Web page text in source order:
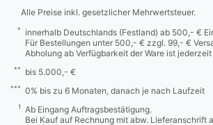
Alle Preise inkl. gesetzlicher Mehrwertsteuer.
*
innerhalb Deutschlands (Festland) ab 500,- €
Für Bestellungen unter 500,- € zzgl. 99,- €
Abholung ab Verfügbarkeit der Ware ist
** bis 5.000,- €
*** 0% bis zu 6 Monaten, danach je nach Laufzeit
1
Ab Eingang Auftragsbestätigung.
Bei Kauf auf Rechnung mit abw. Lieferanschrift